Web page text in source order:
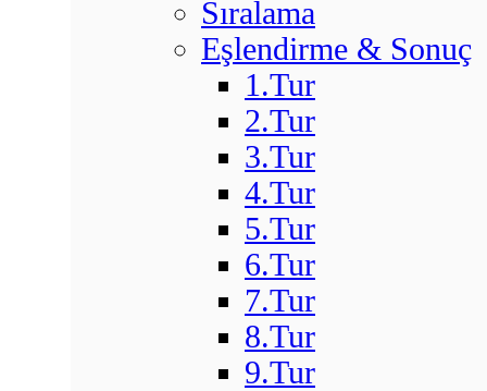
Sıralama
Eşlendirme & Sonuç
1.Tur
2.Tur
3.Tur
4.Tur
5.Tur
6.Tur
7.Tur
8.Tur
9.Tur